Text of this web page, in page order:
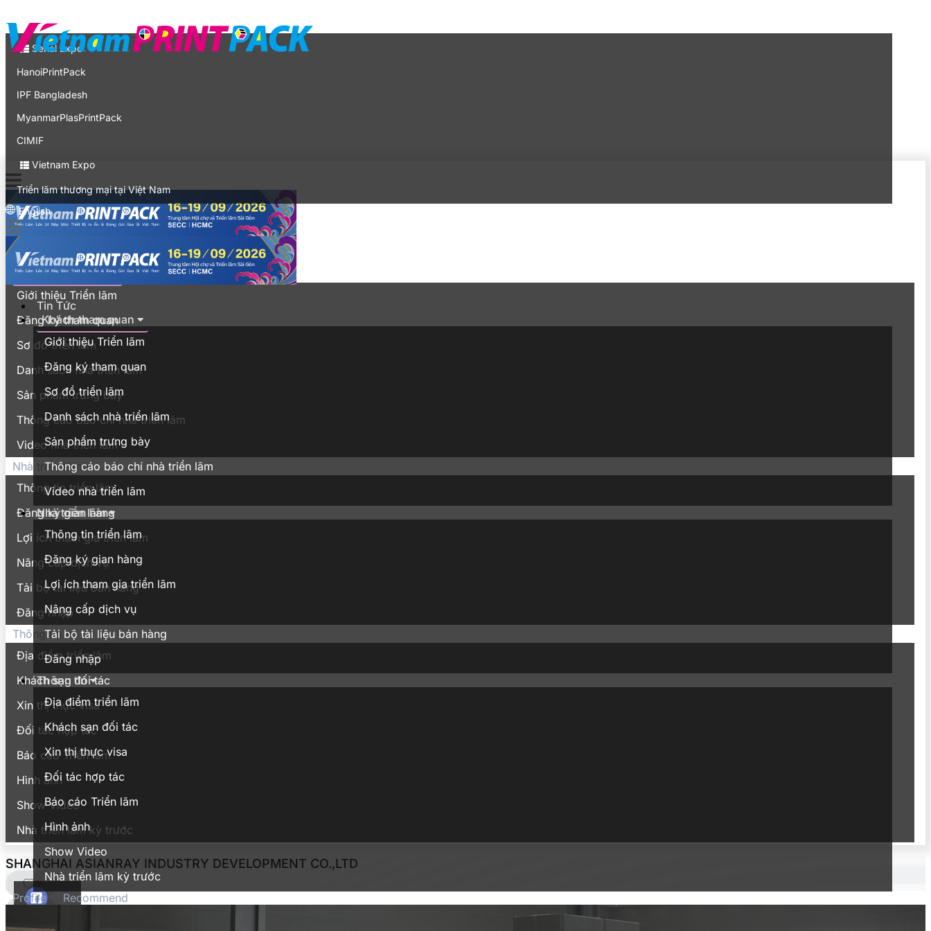
Expo
Serial Expo
HanoiPrintPack
IPF Bangladesh
MyanmarPlasPrintPack
CIMIF
Vietnam Expo
Triển lãm thương mại tại Việt Nam
English
Tin Tức
Khách tham quan
Giới thiệu Triển lãm
Đăng ký tham quan
Sơ đồ triển lãm
Danh sách nhà triển lãm
Sản phẩm trưng bày
Thông cáo báo chí nhà triển lãm
Video nhà triển lãm
Nhà triển lãm
Thông tin triển lãm
Đăng ký gian hàng
Lợi ích tham gia triển lãm
Nâng cấp dịch vụ
Tải bộ tài liệu bán hàng
Đăng nhập
Thông tin
Địa điểm triển lãm
Khách sạn đối tác
Xin thị thực visa
Đối tác hợp tác
Báo cáo Triển lãm
Hình ảnh
Show Video
Nhà triển lãm kỳ trước
Tin Tức
Khách tham quan
Giới thiệu Triển lãm
Đăng ký tham quan
Sơ đồ triển lãm
Danh sách nhà triển lãm
Sản phẩm trưng bày
Thông cáo báo chí nhà triển lãm
Video nhà triển lãm
Nhà triển lãm
Thông tin triển lãm
Đăng ký gian hàng
Lợi ích tham gia triển lãm
Nâng cấp dịch vụ
Tải bộ tài liệu bán hàng
Đăng nhập
Thông tin
Địa điểm triển lãm
Khách sạn đối tác
Xin thị thực visa
Đối tác hợp tác
Báo cáo Triển lãm
Hình ảnh
Show Video
Nhà triển lãm kỳ trước
SHANGHAI ASIANRAY INDUSTRY DEVELOPMENT CO.,LTD
0
Profile Recommend